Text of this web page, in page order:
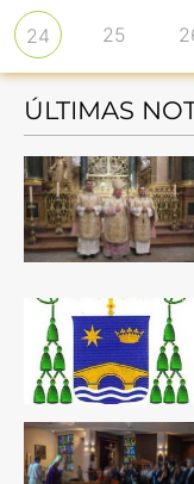
24 25
ÚLTIMAS